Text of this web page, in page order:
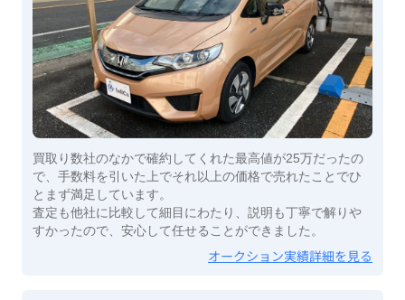
買取り数社のなかで確約してくれた最高値が25万だったの
で、手数料を引いた上でそれ以上の価格で売れたことでひ
とまず満足しています。
査定も他社に比較して細目にわたり、説明も丁寧で解りや
すかったので、安心して任せることができました。
オークション実績詳細を見る